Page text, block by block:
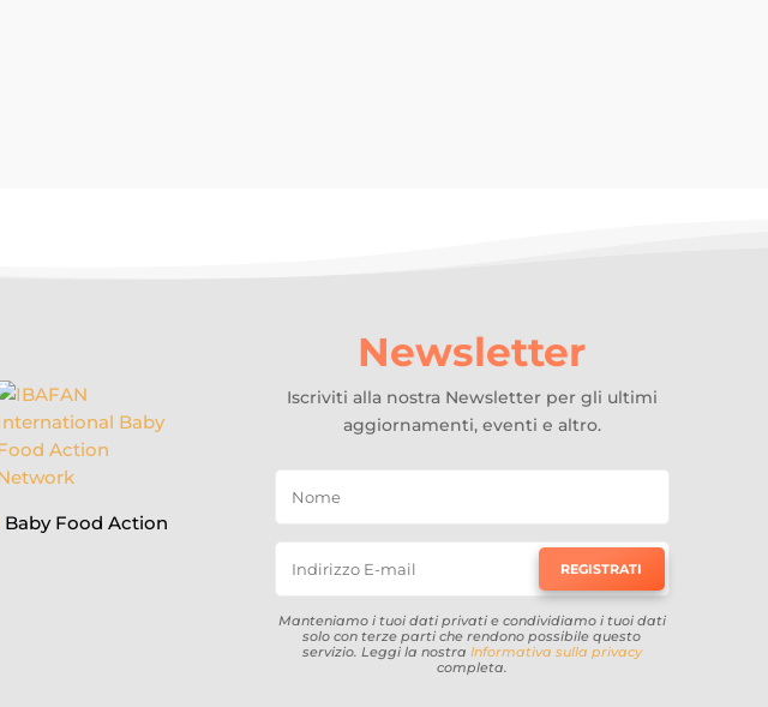
Baby Food Action
Newsletter
Iscriviti alla nostra Newsletter per gli ultimi
aggiornamenti, eventi e altro.
REGISTRATI
Manteniamo i tuoi dati privati e condividiamo i tuoi dati
solo con terze parti che rendono possibile questo
servizio. Leggi la nostra Informativa sulla privacy
completa.